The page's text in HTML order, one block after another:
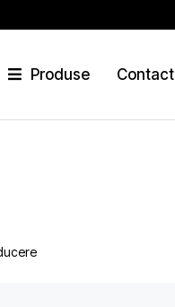
Produse Contact